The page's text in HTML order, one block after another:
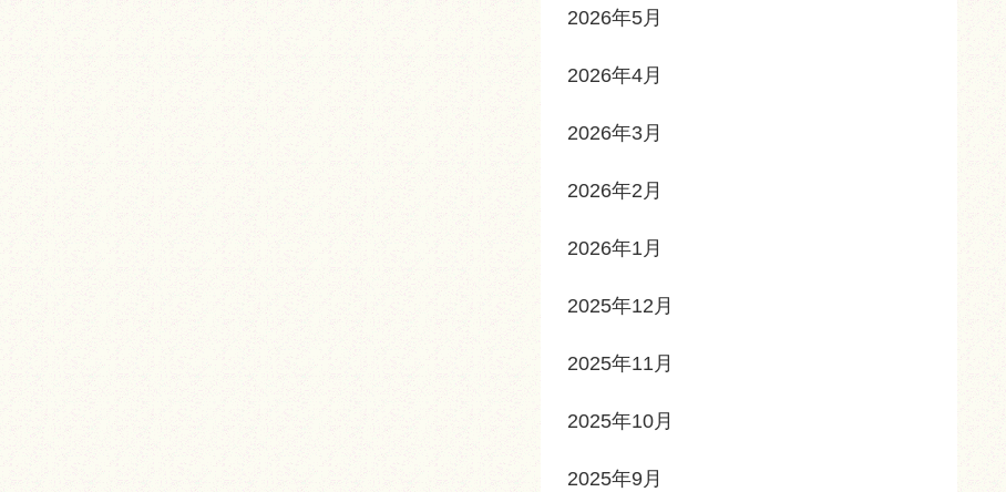
2026年5月
2026年4月
2026年3月
2026年2月
2026年1月
2025年12月
2025年11月
2025年10月
2025年9月